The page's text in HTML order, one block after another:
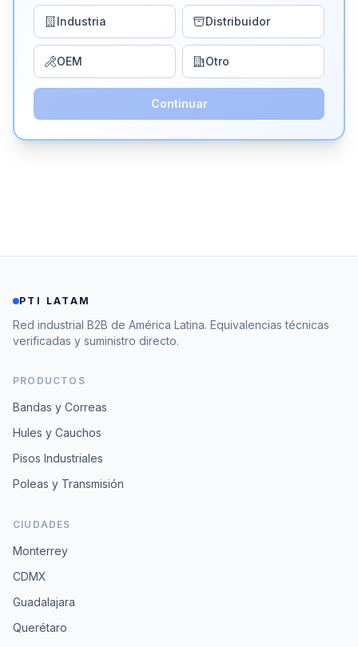
Industria Distribuidor
OEM Otro
Continuar
PTI LATAM
Red industrial B2B de América Latina. Equivalencias técnicas
verificadas y suministro directo.
PRODUCTOS
Bandas y Correas
Hules y Cauchos
Pisos Industriales
Poleas y Transmisión
CIUDADES
Monterrey
CDMX
Guadalajara
Querétaro